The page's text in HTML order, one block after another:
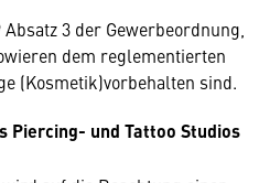
3 der Gewerbeordnung,
dem reglementierten
(Kosmetik)vorbehalten sind.
Piercing- und Tattoo Studios